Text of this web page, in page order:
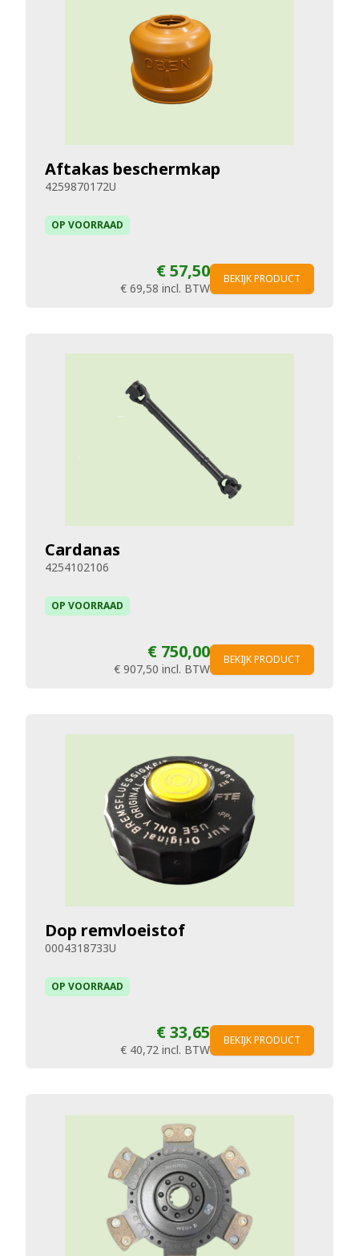
Aftakas beschermkap
4259870172U
OP VOORRAAD
€ 57,50
€ 69,58 incl. BTW
BEKIJK PRODUCT
Cardanas
4254102106
OP VOORRAAD
€ 750,00
€ 907,50 incl. BTW
BEKIJK PRODUCT
Dop remvloeistof
0004318733U
OP VOORRAAD
€ 33,65
€ 40,72 incl. BTW
BEKIJK PRODUCT